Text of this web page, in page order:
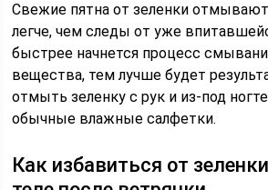
Свежие пятна от зеленки
легче, чем следы от уже
быстрее начнется процесс
вещества, тем лучше будет
отмыть зеленку с рук и из-под
обычные влажные салфетки.
Как избавиться от